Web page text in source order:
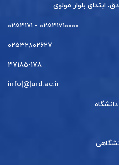
ابتدای بلوار مولوی
۰۲۵۳۱۷۱۰۰۰۰ - ۰۲۵۳۱۷۱
۰۲۵۳۲۸۰۲۶۲۷
۳۷۱۸۵-۱۷۸
info[@]urd.ac.ir